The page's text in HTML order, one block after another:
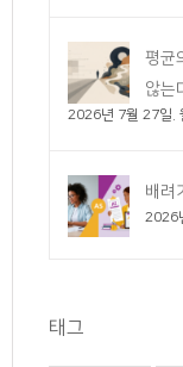
평균
않는
2026년 7월 27일.
배려
2026
태그